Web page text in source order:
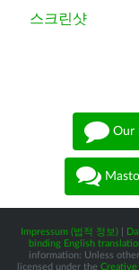
스크린샷
Our
Impressum (법적 정보)
binding English
information: Unless
licensed under the Creative